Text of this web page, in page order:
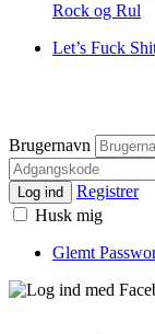
Rock og Rul
Let’s Fuck
Brugernavn
Log ind
Registrer
Husk mig
Glemt